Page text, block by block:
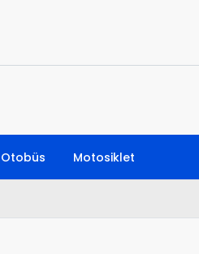
Otobüs Motosiklet